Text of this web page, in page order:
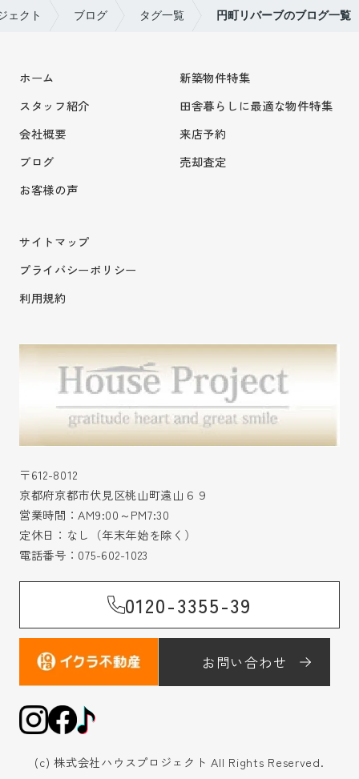
ェクト ブログ タグ一覧 円町リバーブのブログ一覧
ホーム
スタッフ紹介
会社概要
ブログ
お客様の声
新築物件特集
田舎暮らしに最適な物件特集
来店予約
売却査定
サイトマップ
プライバシーポリシー
利用規約
〒612-8012
京都府京都市伏見区桃山町遠山６９
営業時間：AM9:00～PM7:30
定休日：なし（年末年始を除く）
電話番号： 075-602-1023
0120-3355-39
お問い合わせ
(c) 株式会社ハウスプロジェクト All Rights Reserved.